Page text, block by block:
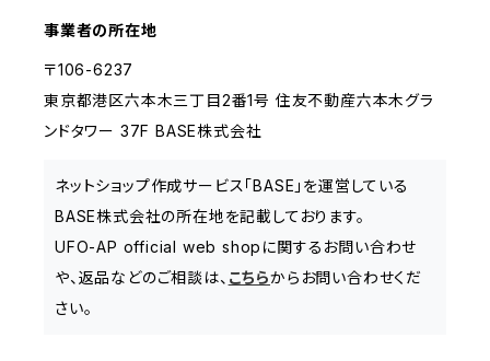
事業者の所在地
〒106-6237
東京都港区六本木三丁目2番1号 住友不動産六本木グラ
ンドタワー 37F BASE株式会社
ネットショップ作成サービス「BASE」を運営している
BASE株式会社の所在地を記載しております。
UFO-AP official web shopに関するお問い合わせ
や、返品などのご相談は、 こちらからお問い合わせくだ
さい。